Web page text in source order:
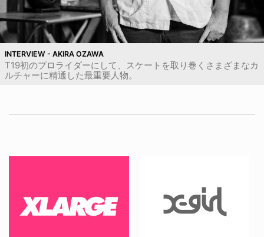
INTERVIEW - AKIRA OZAWA
T19初のプロライダーにして、スケートを取り巻くさまざまなカ
ルチャーに精通した最重要人物。